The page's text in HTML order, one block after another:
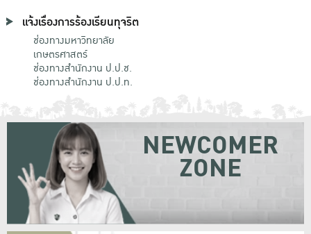
แจ้งเรื่องการร้องเรียนทุจริต
ช่องทางมหาวิทยาลัย
เกษตรศาสตร์
ช่องทางสำนักงาน ป.ป.ช.
ช่องทางสำนักงาน ป.ป.ท.
NEWCOMER
ZONE